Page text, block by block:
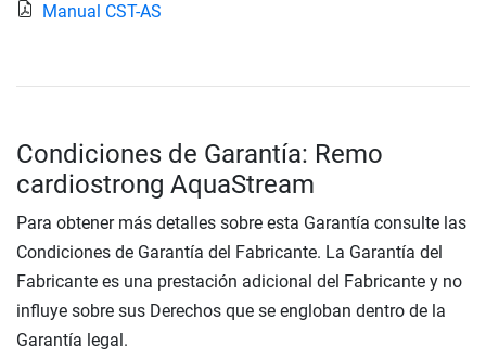
Manual CST-AS
Condiciones de Garantía: Remo
cardiostrong AquaStream
Para obtener más detalles sobre esta Garantía consulte las
Condiciones de Garantía del Fabricante. La Garantía del
Fabricante es una prestación adicional del Fabricante y no
influye sobre sus Derechos que se engloban dentro de la
Garantía legal.